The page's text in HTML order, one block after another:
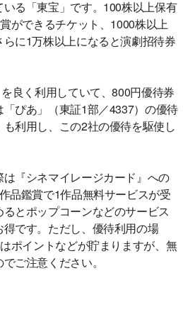
る「東宝」です。100株以上保有
ができるチケット、1000株以上
に1万株以上になると演劇招待券
良く利用していて、800円優待券
ぴあ」（東証1部／4337）の優待
利用し、この2社の優待を駆使し
『シネマイレージカード』への
品鑑賞で1作品無料サービスが受
とポップコーンなどのサービス
です。ただし、優待利用の場
ポイントなどが貯まりますが、無
ご注意ください。